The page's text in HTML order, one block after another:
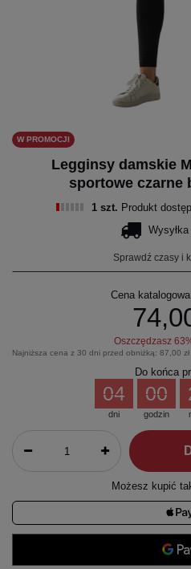
W PROMOCJI
Legginsy damskie
sportowe czarne
1 szt. Produkt
Wysyłka
Sprawdź czasy i
Cena
Oszczędzasz 63
Najniższa cena z 30 dni przed obniżką: 87,00 zł
Do końca
dni
04
godzin
00
Możesz kupić